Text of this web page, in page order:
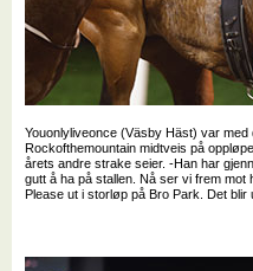
Youonlyliveonce (Väsby Häst) var
Rockofthemountain midtveis på
årets andre strake seier. -Han har
gutt å ha på stallen. Nå ser vi frem
Please ut i storløp på Bro Park. Det blir